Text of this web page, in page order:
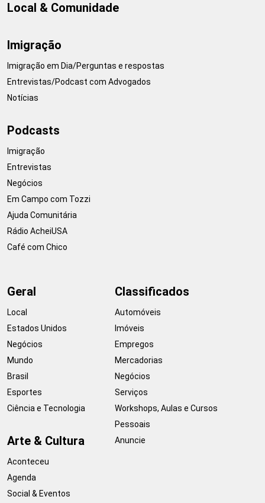
Local & Comunidade
Imigração
Imigração em Dia/Perguntas e respostas
Entrevistas/Podcast com Advogados
Notícias
Podcasts
Imigração
Entrevistas
Negócios
Em Campo com Tozzi
Ajuda Comunitária
Rádio AcheiUSA
Café com Chico
Geral
Local
Estados Unidos
Negócios
Mundo
Brasil
Esportes
Ciência e Tecnologia
Arte & Cultura
Aconteceu
Agenda
Social & Eventos
Classificados
Automóveis
Imóveis
Empregos
Mercadorias
Negócios
Serviços
Workshops, Aulas e Cursos
Pessoais
Anuncie